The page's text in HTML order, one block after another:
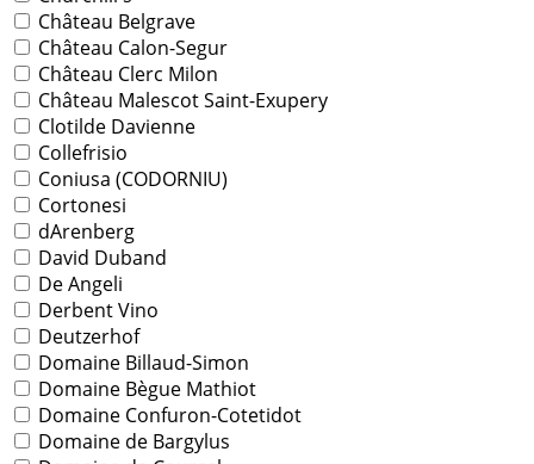
Château Belgrave
Château Calon-Segur
Château Clerc Milon
Château Malescot Saint-Exupery
Clotilde Davienne
Collefrisio
Coniusa (CODORNIU)
Cortonesi
dArenberg
David Duband
De Angeli
Derbent Vino
Deutzerhof
Domaine Billaud-Simon
Domaine Bègue Mathiot
Domaine Confuron-Cotetidot
Domaine de Bargylus